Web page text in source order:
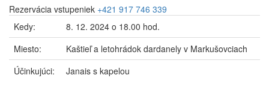
Rezervácia vstupeniek +421 917 746 339
Kedy:
8. 12. 2024 o 18.00 hod.
Miesto:
Kaštieľ a letohrádok dardanely v Markušovciach
Účinkujúci:
Janais s kapelou